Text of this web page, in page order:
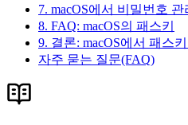
7. macOS에서 비밀번호
8. FAQ: macOS의 패스키
9. 결론: macOS에서 패스
자주 묻는 질문(FAQ)